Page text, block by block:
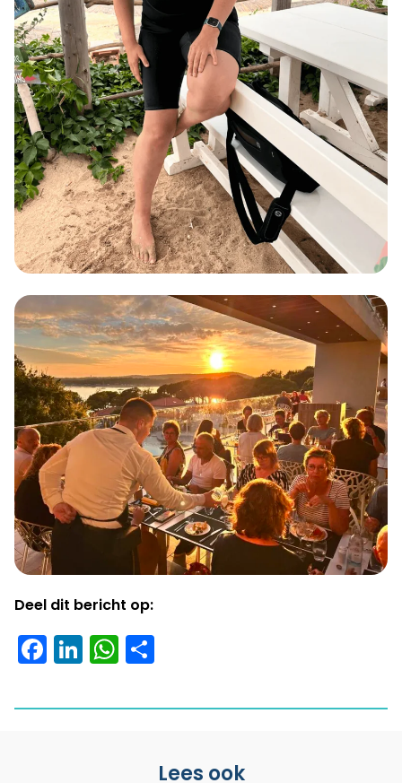
Deel dit bericht op:
Facebook
LinkedIn
WhatsApp
Lees ook